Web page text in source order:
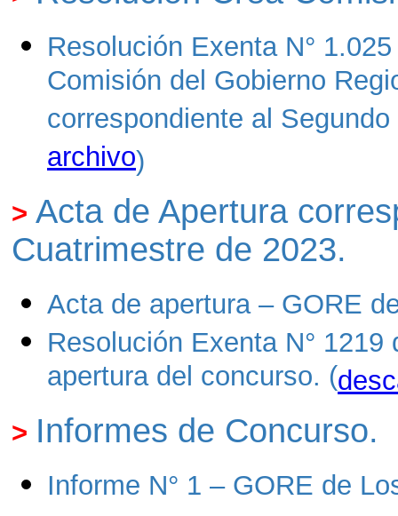
Resolución Exenta N°
Comisión del Gobierno
correspondiente al
archivo)
> Acta de Apertura
Cuatrimestre de 2023.
Acta de apertura – GORE
Resolución Exenta N°
apertura del concurso. (
> Informes de Concurso.
Informe N° 1 – GORE de